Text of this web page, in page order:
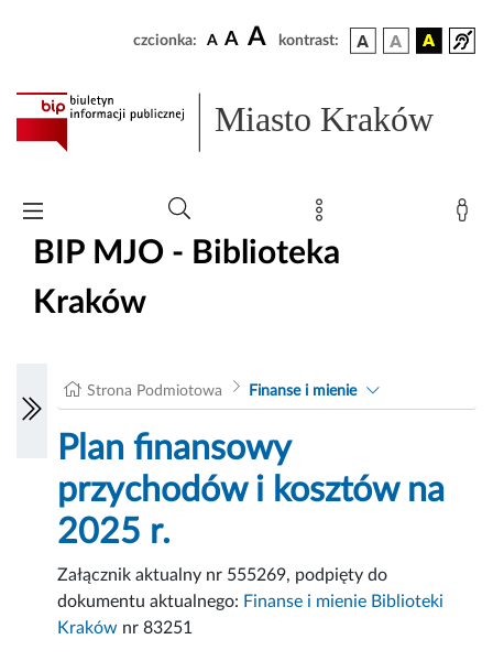
czcionka: A A A kontrast:
Miasto Kraków
BIP MJO - Biblioteka
Kraków
Strona Podmiotowa Finanse i mienie
Plan finansowy
przychodów i kosztów na
2025 r.
Załącznik aktualny nr 555269, podpięty do
dokumentu aktualnego: Finanse i mienie Biblioteki
Kraków nr 83251